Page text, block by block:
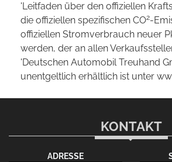
'Leitfaden über den offiziellen
die offiziellen spezifischen CO2-
offiziellen Stromverbrauch neuer
werden, der an allen
'Deutschen Automobil Treuhand
unentgeltlich erhältlich ist unter
KONTAKT
ADRESSE